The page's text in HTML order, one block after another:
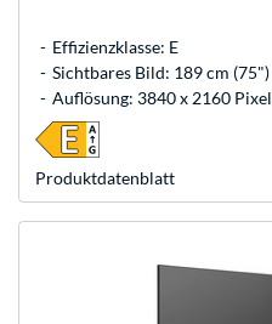
Effizienzklasse: E
Sichtbares Bild: 189 cm (75")
Auflösung: 3840 x 2160 Pixel
Produkt­datenblatt